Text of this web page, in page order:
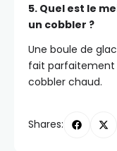
5. Quel est le
un cobbler ?
Une boule de
fait parfaitement
cobbler chaud.
Shares: